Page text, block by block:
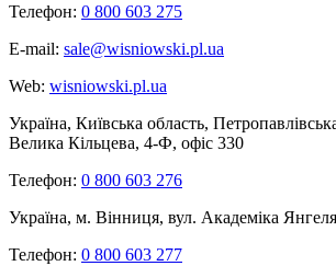
Телефон: 0 800 603 275
E-mail: sale@wisniowski.pl.ua
Web: wisniowski.pl.ua
Україна, Київська область,
Велика Кільцева, 4-Ф, офіс 330
Телефон: 0 800 603 276
Україна, м. Вінниця, вул. Академіка
Телефон: 0 800 603 277